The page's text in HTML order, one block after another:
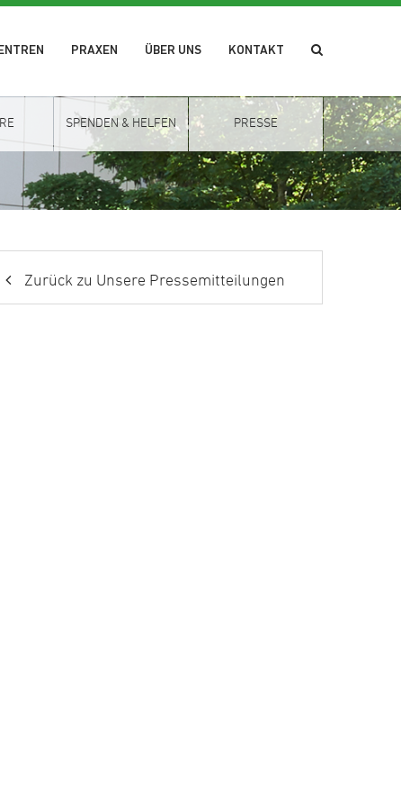
PRAXEN ÜBER UNS KONTAKT
SPENDEN & HELFEN PRESSE
Zurück zu Unsere Pressemitteilungen